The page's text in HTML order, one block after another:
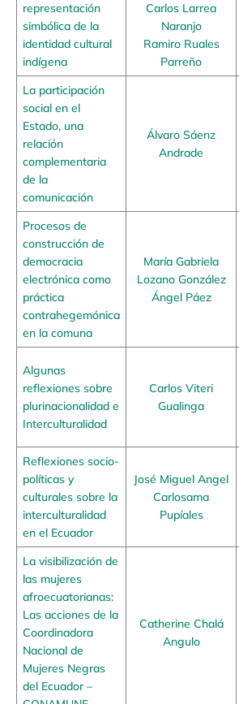
representación
simbólica de la
identidad cultural
indígena
Carlos Larrea
Naranjo
Ramiro Ruales
Parreño
La participación
social en el
Estado, una
relación
complementaria
de la
comunicación
Álvaro Sáenz
Andrade
Procesos de
construcción de
democracia
electrónica como
práctica
contrahegemónica
en la comuna
María Gabriela
Lozano González
Ángel Páez
Algunas
reflexiones sobre
plurinacionalidad e
Interculturalidad
Carlos Viteri
Gualinga
Reflexiones socio-
políticas y
culturales sobre la
interculturalidad
en el Ecuador
José Miguel Angel
Carlosama
Pupíales
La visibilización de
las mujeres
afroecuatorianas:
Las acciones de la
Coordinadora
Nacional de
Mujeres Negras
del Ecuador –
Catherine Chalá
Angulo